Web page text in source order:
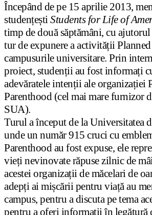
Începând de pe 15 aprilie 2013,
studențeștiStudents for Life of
timp de două săptămâni, cu
tur de expunere a activității
campusurile universitare. Prin
proiect, studenții au fost informați
adevăratele intenții ale organizației
Parenthood (cel mai mare furnizor
SUA).
Turul a început de la Universitatea
unde un număr 915 cruci cu
Parenthood au fost expuse, ele
vieți nevinovate răpuse zilnic de
acestei organizații de măcelari de
adepți ai mișcării pentru viață au
campus, pentru a discuta pe tema
pentru a oferi informații în legătură